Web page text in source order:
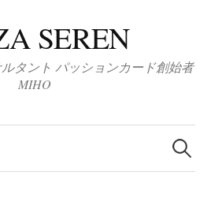
SEREN
タント パッションカード創始者
MIHO
検
索: